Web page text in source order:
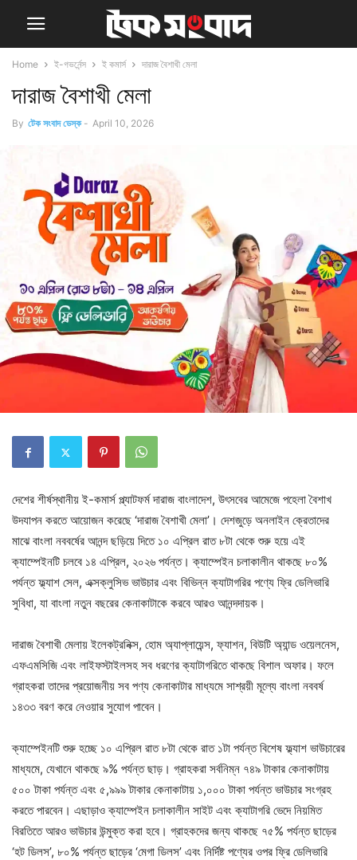
Home ই-গভর্নেন্স ই কমার্স দারাজ বৈশাখী মেলা
দারাজ বৈশাখী মেলা
By টেক সংবাদ ডেস্ক - April 10, 2026
দেশের শীর্ষস্থানীয় ই-কমার্স প্ল্যাটফর্ম দারাজ বাংলাদেশ, উৎসবের আমেজে পহেলা বৈশাখ
উদযাপন করতে আয়োজন করেছে ‘দারাজ বৈশাখী মেলা’। দেশজুড়ে অনলাইন ক্রেতাদের
মাঝে বাংলা নববর্ষের আনন্দ ছড়িয়ে দিতে ১০ এপ্রিল রাত ৮টা থেকে শুরু হয়ে এই
ক্যাম্পেইনটি চলবে ১৪ এপ্রিল, ২০২৬ পর্যন্ত। ক্যাম্পেইন চলাকালীন থাকছে ৮০%
পর্যন্ত ফ্ল্যাশ সেল, এক্সক্লুসিভ ভাউচার এবং বিভিন্ন ক্যাটাগরির পণ্যে ফ্রি ডেলিভারি
সুবিধা, যা বাংলা নতুন বছরের কেনাকাটাকে করবে আরও আনন্দদায়ক।
দারাজ বৈশাখী মেলায় ইলেকট্রনিক্স, হোম অ্যাপ্লায়েন্স, ফ্যাশন, বিউটি অ্যান্ড ওয়েলনেস,
এফএমসিজি এবং লাইফস্টাইলসহ সব ধরণের ক্যাটাগরিতে থাকছে বিশাল অফার। ফলে
গ্রাহকরা তাদের প্রয়োজনীয় সব পণ্য কেনাকাটার মাধ্যমে সাশ্রয়ী মূল্যে বাংলা নববর্ষ
১৪৩৩ বরণ করে নেওয়ার সুযোগ পাবেন।
ক্যাম্পেইনটি শুরু হচ্ছে ১০ এপ্রিল রাত ৮টা থেকে রাত ১টা পর্যন্ত বিশেষ ফ্ল্যাশ ভাউচারের
মাধ্যমে, যেখানে থাকছে ৯% পর্যন্ত ছাড়। গ্রাহকরা সর্বনিম্ন ৭৪৯ টাকার কেনাকাটায়
৫০০ টাকা পর্যন্ত এবং ৫,৯৯৯ টাকার কেনাকাটায় ১,০০০ টাকা পর্যন্ত ভাউচার সংগ্রহ
করতে পারবেন। এছাড়াও ক্যাম্পেইন চলাকালীন সাইট এবং ক্যাটাগরি ভেদে নিয়মিত
বিরতিতে আরও ভাউচার উন্মুক্ত করা হবে। গ্রাহকদের জন্য থাকছে ৭৫% পর্যন্ত ছাড়ের
‘হট ডিলস’, ৮০% পর্যন্ত ছাড়ের ‘মেগা ডিলস’ এবং নির্দিষ্ট পণ্যের ওপর ফ্রি ডেলিভারি